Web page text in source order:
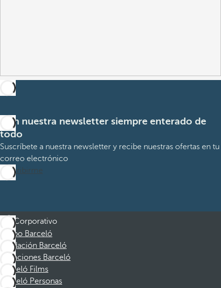
Con nuestra newsletter siempre enterado de
todo
Suscríbete a nuestra newsletter y recibe nuestras ofertas en tu
correo electrónico
Suscribirme
Corporativo
Grupo Barceló
Fundación Barceló
Vacaciones Barceló
Barceló Films
Barceló Personas